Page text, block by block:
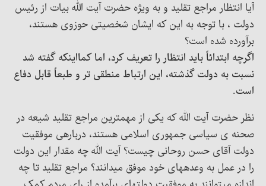
آیا انتظار مراجع تقلید و به ویژه حضرت آیت الله بیات از رئیس
دولت ، با توجه به این که ایشان شخصیتی حوزوی هستند،
برآورده شده است؟
اگرچه ابتدائاً باید انتظار را تعریف کرد، اما کمااینکه گفته شد
نسبت به دولت گذشته، این ارتباط منطقی تر و طبعاً قابل دفاع
است.
نظر حضرت آیت الله که یکی از مهمترین مراجع تقلید شیعه در
صحنه ی سیاسی جمهوری اسلامی هستند، دربارهی موفقیت
دولت آقای حسن روحانی چیست؟ آیت الله چه مقدار این دولت
را در عمل به وعدههای خود موفق میدانند؟ مراجع تقلید تا چه